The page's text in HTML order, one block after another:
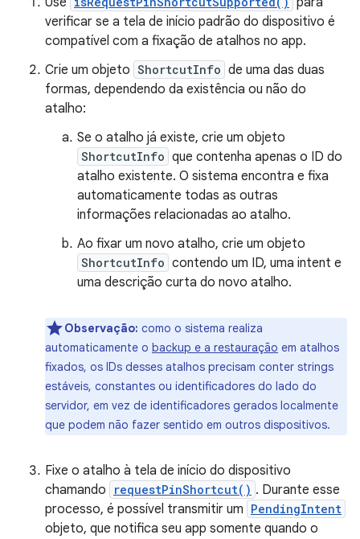
verificar se a tela de início padrão do dispositivo é
compatível com a fixação de atalhos no app.
Crie um objeto ShortcutInfo de uma das duas
formas, dependendo da existência ou não do
atalho:
Se o atalho já existe, crie um objeto
ShortcutInfo que contenha apenas o ID do
atalho existente. O sistema encontra e fixa
automaticamente todas as outras
informações relacionadas ao atalho.
Ao fixar um novo atalho, crie um objeto
ShortcutInfo contendo um ID, uma intent e
uma descrição curta do novo atalho.
Observação: como o sistema realiza
automaticamente o backup e a restauração em atalhos
fixados, os IDs desses atalhos precisam conter strings
estáveis, constantes ou identificadores do lado do
servidor, em vez de identificadores gerados localmente
que podem não fazer sentido em outros dispositivos.
Fixe o atalho à tela de início do dispositivo
chamando
requestPinShortcut() . Durante esse
processo, é possível transmitir um PendingIntent
objeto, que notifica seu app somente quando o